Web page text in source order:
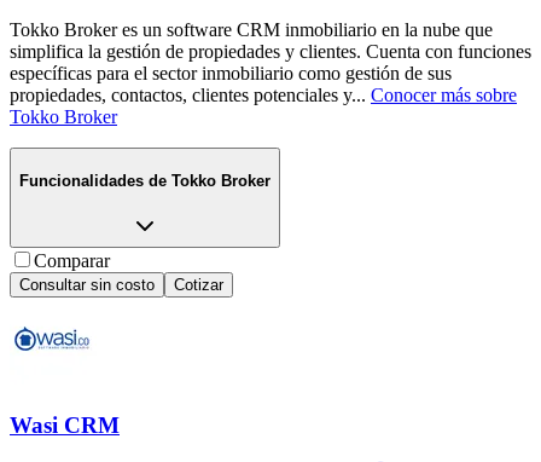
Tokko Broker es un software CRM inmobiliario en la nube que
simplifica la gestión de propiedades y clientes. Cuenta con funciones
específicas para el sector inmobiliario como gestión de sus
propiedades, contactos, clientes potenciales y... Conocer más sobre
Tokko Broker
Funcionalidades de Tokko Broker
Comparar
Consultar sin costo Cotizar
Wasi CRM